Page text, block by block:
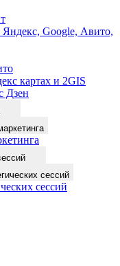
Яндекс, Google, Авито,
картах и 2GIS
Дзен
сессий
сессий